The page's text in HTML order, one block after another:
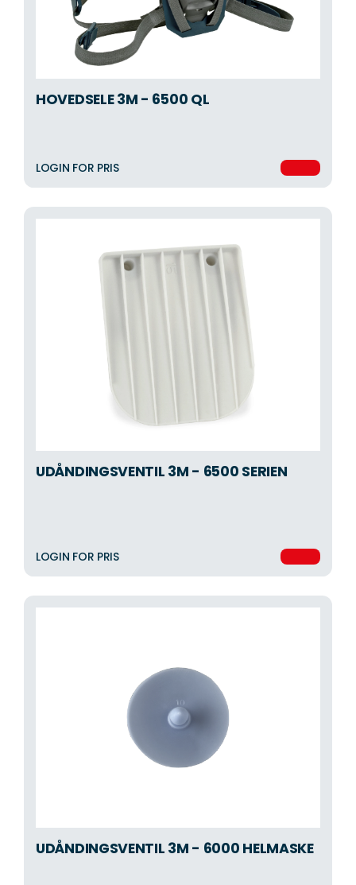
HOVEDSELE 3M - 6500 QL
LOGIN FOR PRIS
UDÅNDINGSVENTIL 3M - 6500 SERIEN
LOGIN FOR PRIS
UDÅNDINGSVENTIL 3M - 6000 HELMASKE